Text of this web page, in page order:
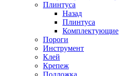
Плинтуса
Назад
Плинтуса
Комплектующие
Пороги
Инструмент
Клей
Крепеж
Подложка